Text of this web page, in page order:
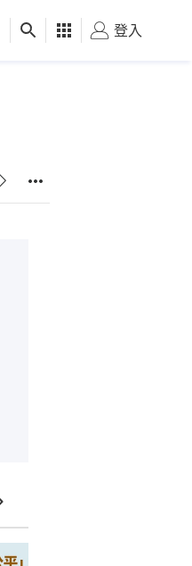
健康 好食玩飛
登入